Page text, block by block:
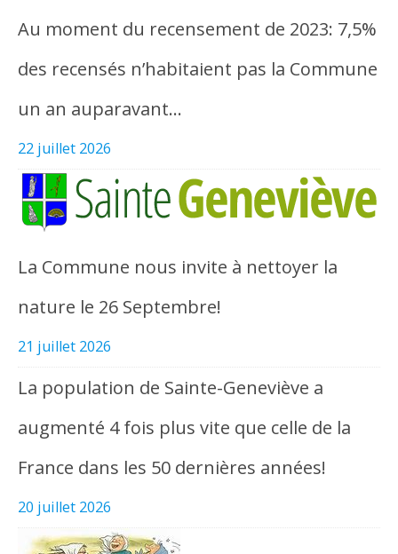
Au moment du recensement de 2023: 7,5%
des recensés n’habitaient pas la Commune
un an auparavant…
22 juillet 2026
La Commune nous invite à nettoyer la
nature le 26 Septembre!
21 juillet 2026
La population de Sainte-Geneviève a
augmenté 4 fois plus vite que celle de la
France dans les 50 dernières années!
20 juillet 2026